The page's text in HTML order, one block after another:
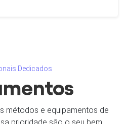
Dedicados
métodos e equipamentos de